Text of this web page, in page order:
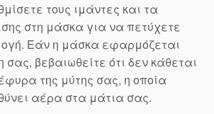
τους ιμάντες και τα
στη μάσκα για να πετύχετε
Εάν η μάσκα εφαρμόζεται
βεβαιωθείτε ότι δεν κάθεται
της μύτης σας, η οποία
αέρα στα μάτια σας.